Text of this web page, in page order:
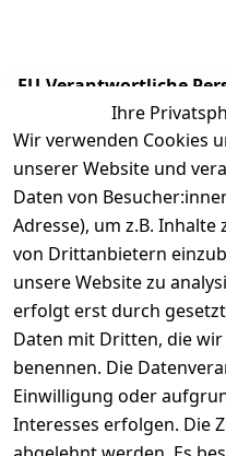
EU-Verantwortliche
Ihre
Wir verwenden Cookies
unserer Website und
Daten von
Adresse), um z.B.
von Drittanbietern
unsere Website zu
erfolgt erst durch
Daten mit Dritten, die
benennen. Die
Einwilligung oder
Interesses erfolgen. Die
Rechtliches
Impressum
Datenschutze
Services